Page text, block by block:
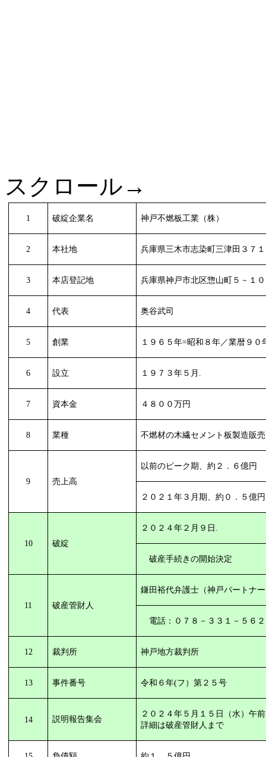
スクロール→
1 破綻企業名 神戸不燃板工業（株）
2 本社地 兵庫県三木市志染町三津田３７１
3 本店登記地 兵庫県神戸市北区惣山町５－１
4 代表 奥谷武司
5 創業 １９６５年=昭和８年／業暦９０
6 設立 １９７３年５月 .
7 資本金 ４８００万円
8 業種 不燃材の木繊セメント板製造販売
9 売上高
以前のピーク期、約２．６億円
２０２１年３月期、約０．５億円
10 破綻
２０２４年２月９日 .
破産手続きの開始決定
11 破産管財人
鎌田裕代弁護士（神戸パートナ
電話：０７８－３３１－５６
12 裁判所 神戸地方裁判所
13 事件番号 令和６年(フ）第２５号
14 説明報告集会
２０２４年５月１５日（水）午
詳細は破産管財人まで